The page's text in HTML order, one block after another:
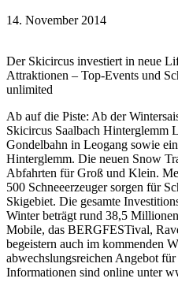
14. November 2014
Der Skicircus investiert in neue
Attraktionen – Top-Events und
unlimited
Ab auf die Piste: Ab der
Skicircus Saalbach Hinterglemm
Gondelbahn in Leogang sowie
Hinterglemm. Die neuen Snow
Abfahrten für Groß und Klein.
500 Schneeerzeuger sorgen für
Skigebiet. Die gesamte
Winter beträgt rund 38,5
Mobile, das BERGFESTival,
begeistern auch im kommenden
abwechslungsreichen Angebot
Informationen sind online unter